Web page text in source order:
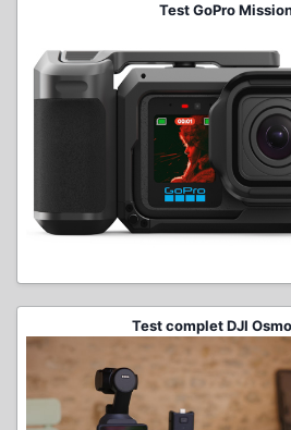
Test GoPro
Test complet DJI